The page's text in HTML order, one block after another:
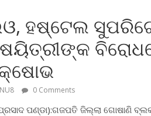
ହଷ୍ଟେଲ
0 Comments
ପ୍ରସାଦ ପଣ୍ଡା):ଗଜପତି ଜିଲ୍ଲା ଗୋଷାଣି